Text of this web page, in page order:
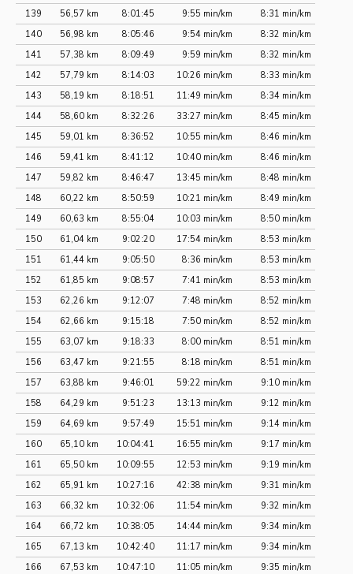
139
56,57 km 8:01:45 9:55 min/km
8:31 min/km
140
56,98 km 8:05:46 9:54 min/km
8:32 min/km
141
57,38 km 8:09:49 9:59 min/km
8:32 min/km
142
57,79 km 8:14:03 10:26 min/km
8:33 min/km
143
58,19 km 8:18:51 11:49 min/km
8:34 min/km
144
58,60 km 8:32:26 33:27 min/km
8:45 min/km
145
59,01 km 8:36:52 10:55 min/km
8:46 min/km
146
59,41 km 8:41:12 10:40 min/km
8:46 min/km
147
59,82 km 8:46:47 13:45 min/km
8:48 min/km
148
60,22 km 8:50:59 10:21 min/km
8:49 min/km
149
60,63 km 8:55:04 10:03 min/km
8:50 min/km
150
61,04 km 9:02:20 17:54 min/km
8:53 min/km
151
61,44 km 9:05:50 8:36 min/km
8:53 min/km
152
61,85 km 9:08:57 7:41 min/km
8:53 min/km
153
62,26 km 9:12:07 7:48 min/km
8:52 min/km
154
62,66 km 9:15:18 7:50 min/km
8:52 min/km
155
63,07 km 9:18:33 8:00 min/km
8:51 min/km
156
63,47 km 9:21:55 8:18 min/km
8:51 min/km
157
63,88 km 9:46:01 59:22 min/km
9:10 min/km
158
64,29 km 9:51:23 13:13 min/km
9:12 min/km
159
64,69 km 9:57:49 15:51 min/km
9:14 min/km
160
65,10 km 10:04:41 16:55 min/km
9:17 min/km
161
65,50 km 10:09:55 12:53 min/km
9:19 min/km
162
65,91 km 10:27:16 42:38 min/km
9:31 min/km
163
66,32 km 10:32:06 11:54 min/km
9:32 min/km
164
66,72 km 10:38:05 14:44 min/km
9:34 min/km
165
67,13 km 10:42:40 11:17 min/km
9:34 min/km
166
67,53 km 10:47:10 11:05 min/km
9:35 min/km